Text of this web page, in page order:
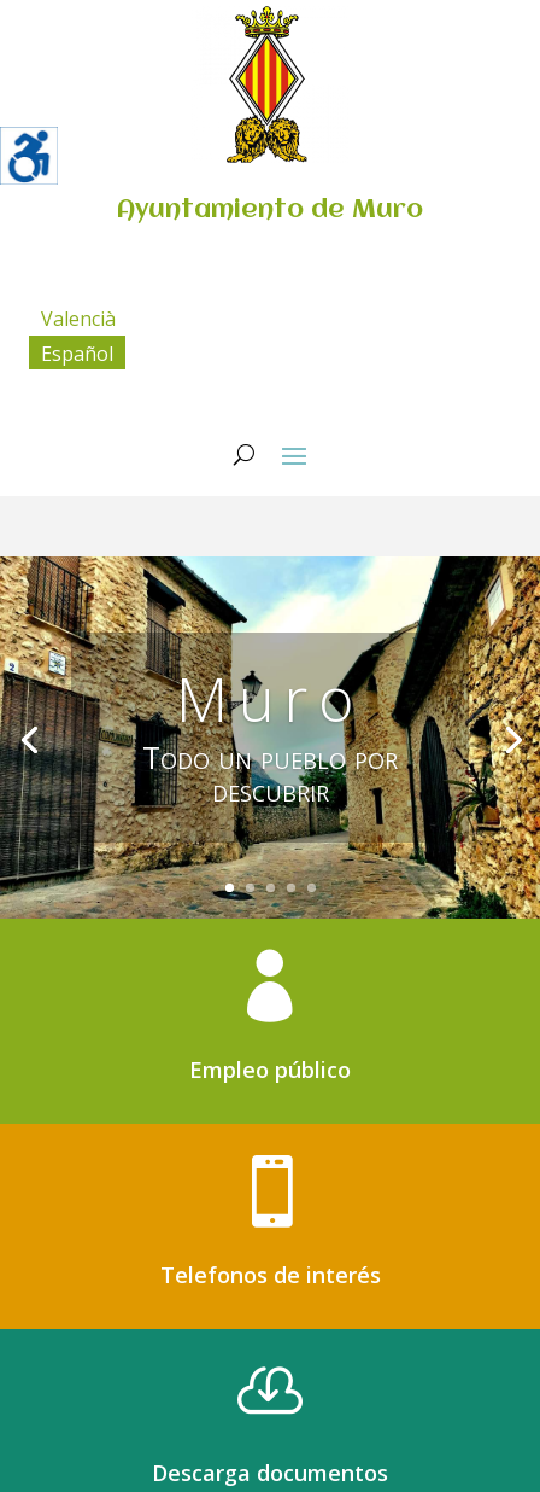
Ayuntamiento de Muro
Valencià
Español
Muro
Todo un pueblo por
descubrir

Empleo público

Telefonos de interés

Descarga documentos